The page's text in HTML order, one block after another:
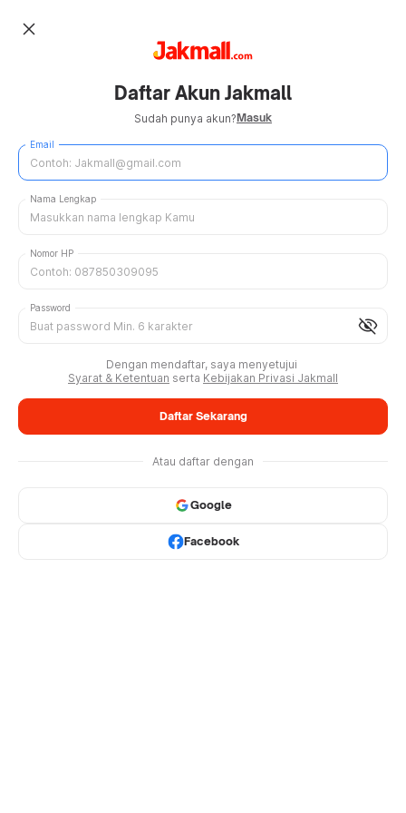
close
Daftar Akun Jakmall
Sudah punya akun?Masuk
Email
Nama Lengkap
Nomor HP
visibility_off
Password
Dengan mendaftar, saya menyetujui
Syarat & Ketentuan serta Kebijakan Privasi Jakmall
Daftar Sekarang
Atau daftar dengan
Google
Facebook